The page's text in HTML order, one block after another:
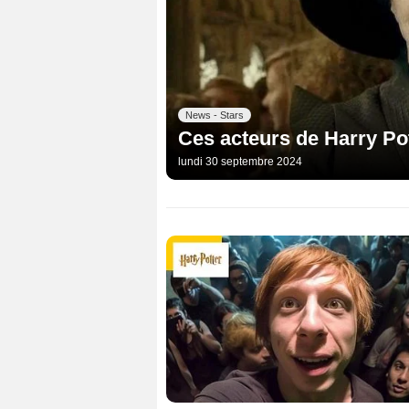
News - Stars
Ces acteurs de Harry
lundi 30 septembre 2024